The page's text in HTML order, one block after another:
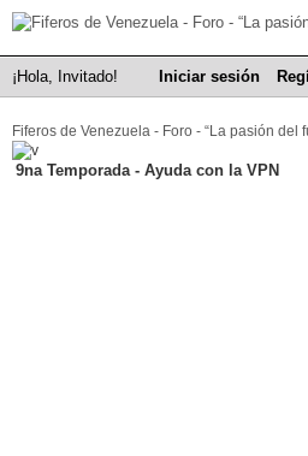
¡Hola, Invitado! Iniciar sesión
Fiferos de Venezuela - Foro - “La pasión del
9na Temporada - Ayuda con la VPN